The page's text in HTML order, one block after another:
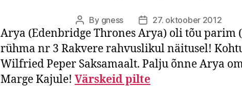
Post
author
By gness
Post
date
27. oktoober 2012
Arya (Edenbridge Thrones Arya) oli tõu parim
rühma nr 3 Rakvere rahvuslikul näitusel!
Wilfried Peper Saksamaalt. Palju õnne Arya
Marge Kajule! Värskeid pilte